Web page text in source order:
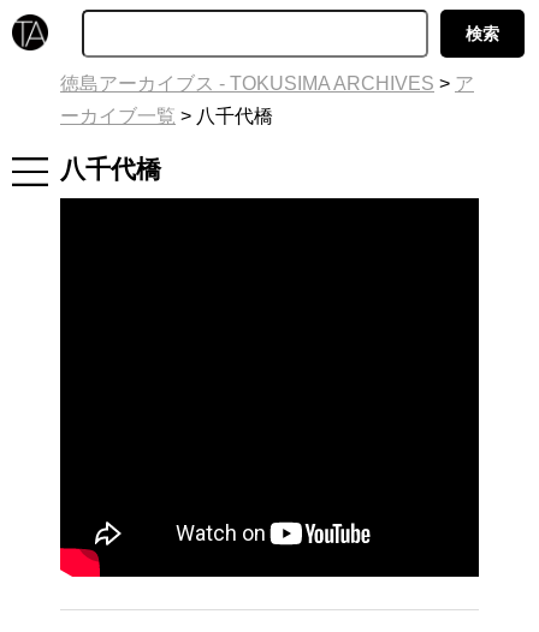
徳島アーカイブス - TOKUSIMA ARCHIVES > ア
ーカイブ一覧 > 八千代橋
八千代橋